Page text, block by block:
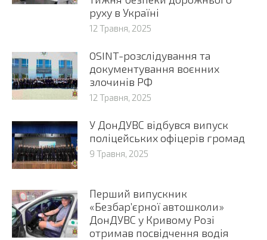
руху в Україні
12 Травня, 2025
OSINT-розслідування та
документування воєнних
злочинів РФ
12 Травня, 2025
У ДонДУВС відбувся випуск
поліцейських офіцерів громад
9 Травня, 2025
Перший випускник
«Безбар’єрної автошколи»
ДонДУВС у Кривому Розі
отримав посвідчення водія